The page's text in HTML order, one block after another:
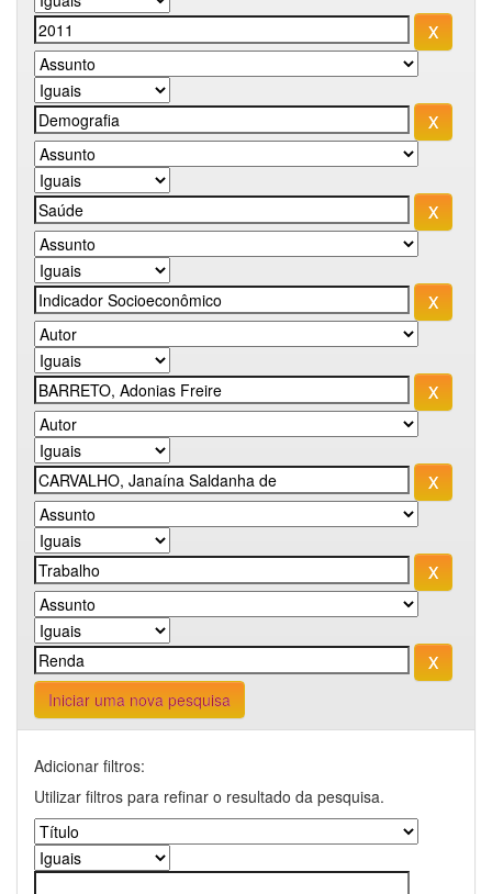
Iniciar uma nova pesquisa
Adicionar filtros:
Utilizar filtros para refinar o resultado da pesquisa.